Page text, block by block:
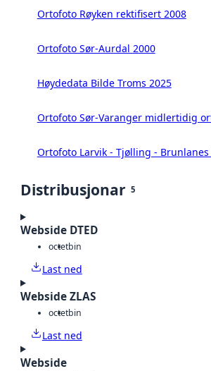
Ortofoto Røyken rektifisert 2008
Ortofoto Sør-Aurdal 2000
Høydedata Bilde Troms 2025
Ortofoto Sør-Varanger midlertidig
Ortofoto Larvik - Tjølling - Brunlanes
Distribusjonar 5
Webside DTED
octetbin
Last ned
Webside ZLAS
octetbin
Last ned
Webside